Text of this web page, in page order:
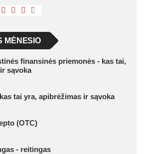
MĖNESIO
finansinės priemonės - kas tai,
sąvoka
tai yra, apibrėžimas ir sąvoka
(OTC)
- reitingas